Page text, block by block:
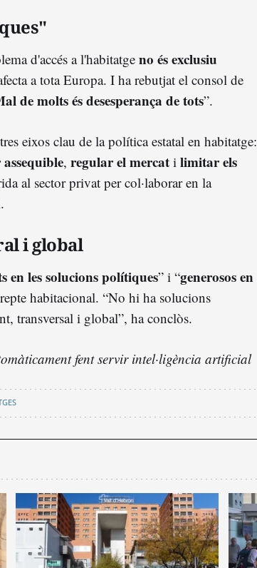
d'accés a l'habitatge no és exclusiu
a tota Europa. I ha rebutjat el consol de
de molts és desesperança de tots”.
eixos clau de la política estatal en habitatge:
, regular el mercat i limitar els
al sector privat per col·laborar en la
i global
en les solucions polítiques” i “generosos en
habitacional. “No hi ha solucions
transversal i global”, ha conclòs.
fent servir intel·ligència artificial